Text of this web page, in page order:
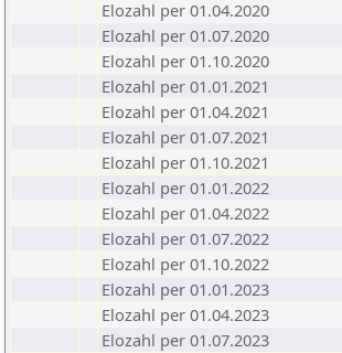
Elozahl per 01.04.2020
Elozahl per 01.07.2020
Elozahl per 01.10.2020
Elozahl per 01.01.2021
Elozahl per 01.04.2021
Elozahl per 01.07.2021
Elozahl per 01.10.2021
Elozahl per 01.01.2022
Elozahl per 01.04.2022
Elozahl per 01.07.2022
Elozahl per 01.10.2022
Elozahl per 01.01.2023
Elozahl per 01.04.2023
Elozahl per 01.07.2023